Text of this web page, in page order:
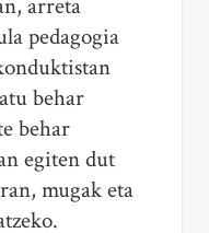
arreta
pedagogia
behar
behar
egiten dut
mugak eta